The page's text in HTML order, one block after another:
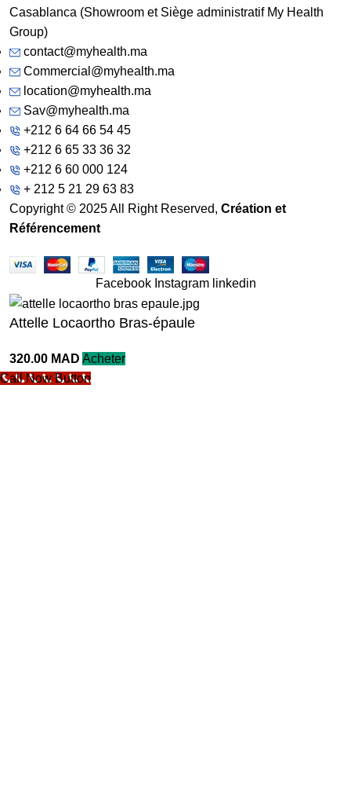
Casablanca (Showroom et Siège administratif My Health
Group)
contact@myhealth.ma
Commercial@myhealth.ma
location@myhealth.ma
Sav@myhealth.ma
+212 6 64 66 54 45
+212 6 65 33 36 32
+212 6 60 000 124
+ 212 5 21 29 63 83
Copyright © 2025 All Right Reserved, Création et
Référencement
Facebook Instagram linkedin
Attelle Locaortho Bras-épaule
320.00 MAD Acheter
Call Now Button